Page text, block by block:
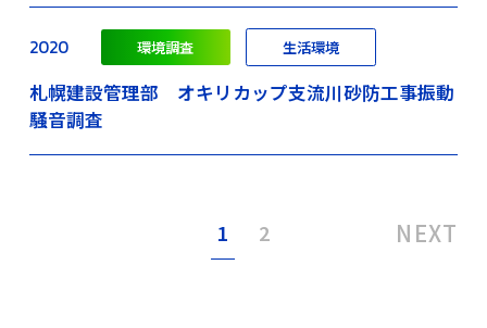
2020 環境調査 生活環境
札幌建設管理部 オキリカップ支流川砂防工事振動
騒音調査
1 2 NEXT